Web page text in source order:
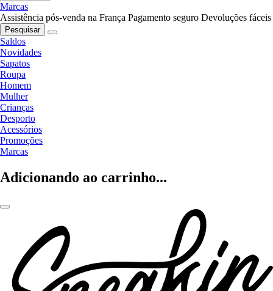
Marcas
Assistência pós-venda na França Pagamento seguro Devoluções fáceis
Pesquisar
Saldos
Novidades
Sapatos
Roupa
Homem
Mulher
Crianças
Desporto
Acessórios
Promoções
Marcas
Adicionando ao carrinho...